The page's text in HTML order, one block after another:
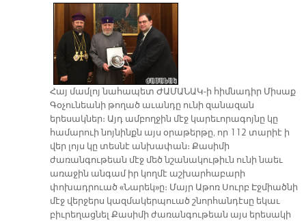
Հայ մամլոյ նահապետ ԺԱՄԱՆԱԿ-ի հիմնադիր Միսաք
Գօչունեանի թողած աւանդը ունի զանազան
երեսակներ։ Այդ ամբողջին մէջ կարեւորագոյնը կը
համարուի նոյնինքն այս օրաթերթը, որ 112 տարիէ ի
վեր լոյս կը տեսնէ անխափան։ Քասիմի
ժառանգութեան մէջ մեծ նշանակութիւն ունի նաեւ
առաջին անգամ իր կողմէ աշխարհաբարի
փոխադրուած «Նարեկ»ը։ Մայր Աթոռ Սուրբ Էջմիածնի
մէջ վերջերս կազմակերպուած շնորհանդէսը եկաւ
բիւրեղացնել Քասիմի ժառանգութեան այս երեսակի